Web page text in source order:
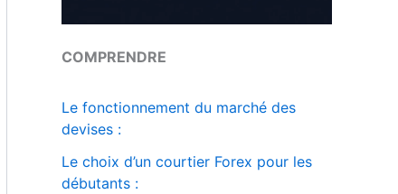
COMPRENDRE
Le fonctionnement du marché des
devises :
Le choix d’un courtier Forex pour les
débutants :